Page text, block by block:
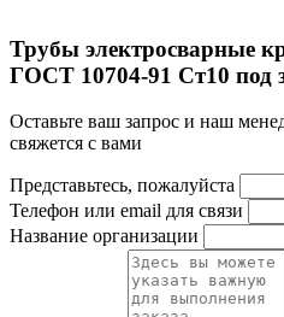
Трубы электросварные
ГОСТ 10704-91 Ст10 под
Оставьте ваш запрос и наш
свяжется с вами
Представьтесь, пожалуйста
Телефон или email для связи
Название организации